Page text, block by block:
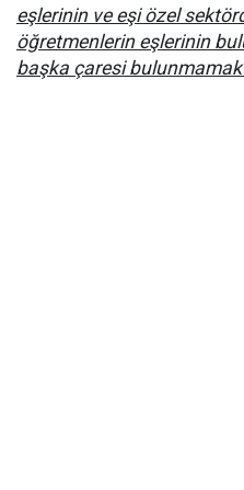
eşlerinin ve eşi özel
öğretmenlerin eşlerinin
başka çaresi